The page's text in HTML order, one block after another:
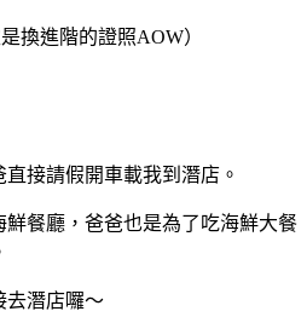
換進階的證照AOW）
接請假開車載我到潛店。
餐廳，爸爸也是為了吃海鮮大餐
去潛店囉～